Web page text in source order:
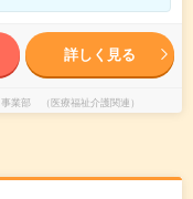
詳しく見る
業部 （医療福祉介護関連）